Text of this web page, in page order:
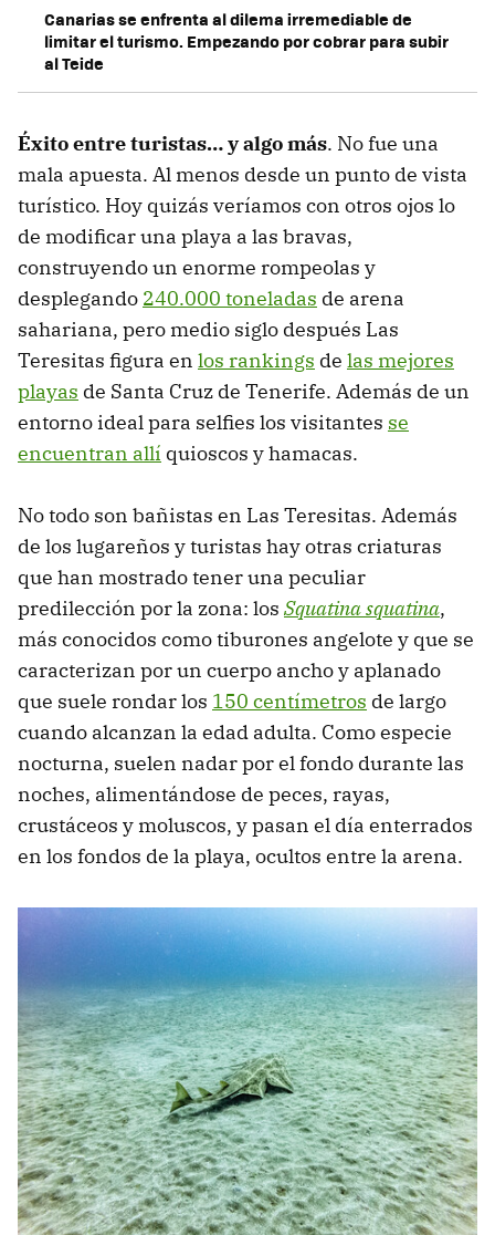
Canarias se enfrenta al dilema irremediable de
limitar el turismo. Empezando por cobrar para subir
al Teide
Éxito entre turistas… y algo más. No fue una
mala apuesta. Al menos desde un punto de vista
turístico. Hoy quizás veríamos con otros ojos lo
de modificar una playa a las bravas,
construyendo un enorme rompeolas y
desplegando 240.000 toneladas de arena
sahariana, pero medio siglo después Las
Teresitas figura en los rankings de las mejores
playas de Santa Cruz de Tenerife. Además de un
entorno ideal para selfies los visitantes se
encuentran allí quioscos y hamacas.
No todo son bañistas en Las Teresitas. Además
de los lugareños y turistas hay otras criaturas
que han mostrado tener una peculiar
predilección por la zona: los Squatina squatina,
más conocidos como tiburones angelote y que se
caracterizan por un cuerpo ancho y aplanado
que suele rondar los 150 centímetros de largo
cuando alcanzan la edad adulta. Como especie
nocturna, suelen nadar por el fondo durante las
noches, alimentándose de peces, rayas,
crustáceos y moluscos, y pasan el día enterrados
en los fondos de la playa, ocultos entre la arena.